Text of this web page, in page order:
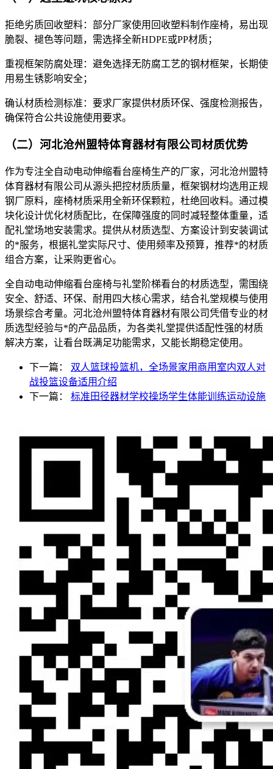
拒绝劣质回收塑料：部分厂家使用回收塑料制作座椅，易出现
脆裂、褪色等问题，需选择全新HDPE或PP材质；​
重视框架防腐处理：避免选择无防腐工艺的钢材框架，长期使
用易生锈影响安全；​
确认材质检测标准：要求厂家提供材质环保、强度检测报告，
确保符合公共设施使用要求。​
（二）河北沧州盟特体育器材有限公司材质优势​
作为专注全自动电动伸缩看台座椅生产的厂家，河北沧州盟特
体育器材有限公司从源头把控材质质量，框架钢材均选用正规
钢厂原料，座椅材质采用全新环保颗粒，杜绝回收料。通过模
块化设计优化材质配比，在保障强度的同时减轻整体重量，适
配礼堂场地安装需求。提供从材质选型、方案设计到安装调试
的*服务，根据礼堂实际尺寸、使用频率及预算，推荐*的材质
组合方案，让采购更省心。​
全自动电动伸缩看台座椅与礼堂阶梯看台的材质选型，需围绕
安全、舒适、环保、耐用四大核心需求，结合礼堂规模与使用
场景综合考量。河北沧州盟特体育器材有限公司凭借专业的材
质选型经验与*的产品品质，为各类礼堂提供适配性强的材质
解决方案，让看台既满足功能需求，又能长期稳定使用。​
下一篇： 双人篮球投篮机，全场景家用商用室内双人对
战投篮设备适用介绍
下一篇： 标准田径器材学校操场学生体能训练运动设施